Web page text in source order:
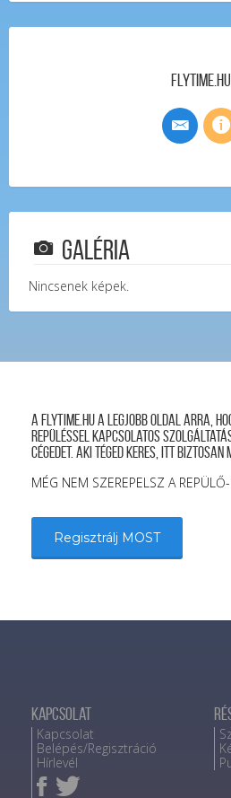
FlyTime.hu
Galéria
Nincsenek képek.
A FLYTIME.HU a legjobb oldal arra,
repüléssel kapcsolatos
cégedet. Aki téged keres, itt biztosan
MÉG NEM SZEREPELSZ A
Regisztrálj MOST
Kapcsolat
Kapcsolat
Belépés/Regisztráció
Hírlevél